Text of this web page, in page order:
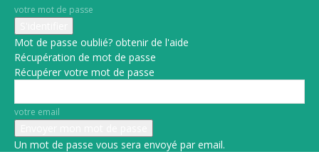
votre mot de passe
Mot de passe oublié? obtenir de l'aide
Récupération de mot de passe
Récupérer votre mot de passe
votre email
Un mot de passe vous sera envoyé par email.